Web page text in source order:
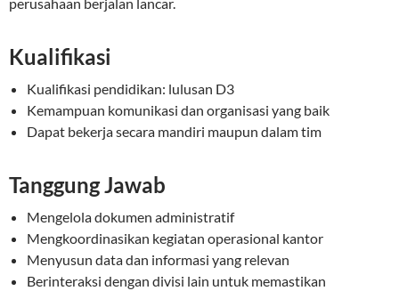
Kualifikasi
Kualifikasi pendidikan: lulusan D3
Kemampuan komunikasi dan organisasi yang baik
Dapat bekerja secara mandiri maupun dalam tim
Tanggung Jawab
Mengelola dokumen administratif
Mengkoordinasikan kegiatan operasional kantor
Menyusun data dan informasi yang relevan
Berinteraksi dengan divisi lain untuk memastikan